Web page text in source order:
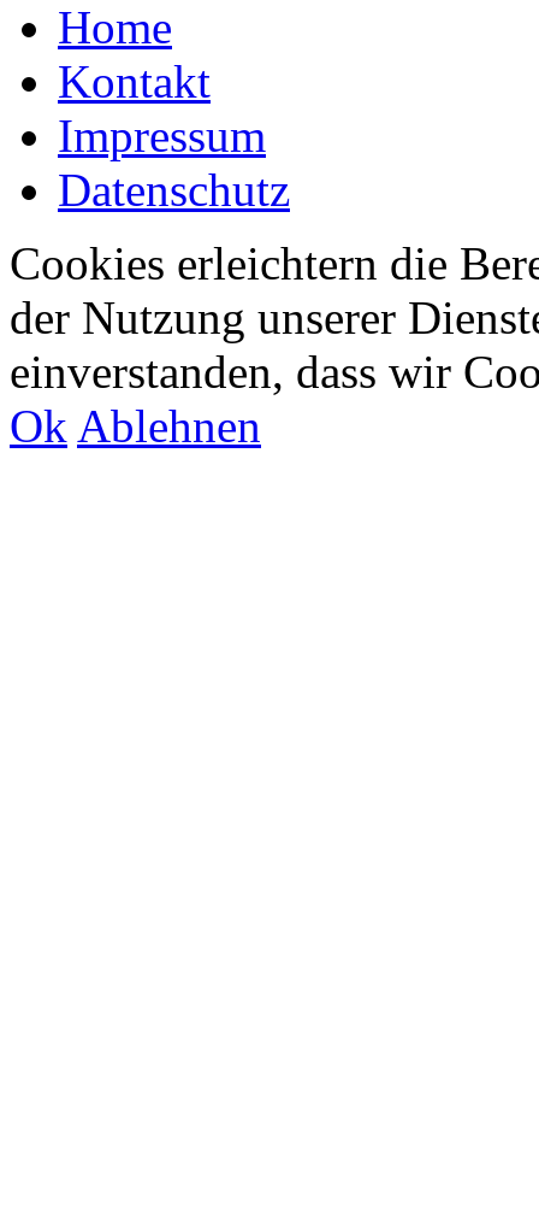
Home
Kontakt
Impressum
Datenschutz
Cookies erleichtern die
der Nutzung unserer
einverstanden, dass wir
Ok Ablehnen